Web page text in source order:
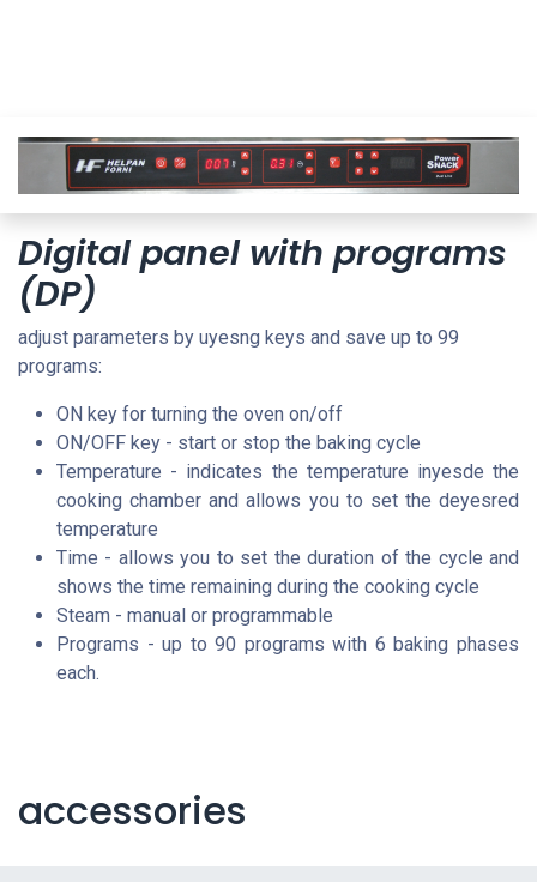
Digital panel with programs
(DP)
adjust parameters by uyesng keys and save up to 99
programs:
ON key for turning the oven on/off
ON/OFF key - start or stop the baking cycle
Temperature - indicates the temperature inyesde the
cooking chamber and allows you to set the deyesred
temperature
Time - allows you to set the duration of the cycle and
shows the time remaining during the cooking cycle
Steam - manual or programmable
Programs - up to 90 programs with 6 baking phases
each.
accessories